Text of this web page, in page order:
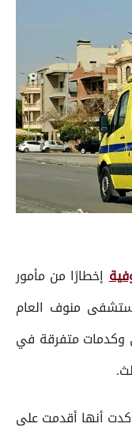
إخطارًا من مأمور
منوف العام
وكدمات متفرقة في
أنها أقدمت على